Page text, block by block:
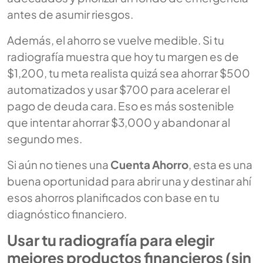
antes de asumir riesgos.
Además, el ahorro se vuelve medible. Si tu
radiografía muestra que hoy tu margen es de
$1,200, tu meta realista quizá sea ahorrar $500
automatizados y usar $700 para acelerar el
pago de deuda cara. Eso es más sostenible
que intentar ahorrar $3,000 y abandonar al
segundo mes.
Si aún no tienes una Cuenta Ahorro , esta es una
buena oportunidad para abrir una y destinar ahí
esos ahorros planificados con base en tu
diagnóstico financiero.
Usar tu radiografía para elegir
mejores productos financieros (sin